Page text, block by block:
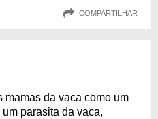
COMPARTILHAR
mamas da vaca como um
parasita da vaca,